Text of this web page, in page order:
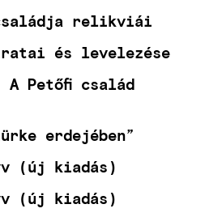
relikviái
és levelezése
A Petőfi család
erdejében”
(új kiadás)
(új kiadás)